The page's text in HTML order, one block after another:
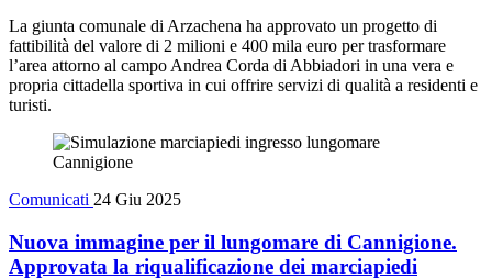
La giunta comunale di Arzachena ha approvato un progetto di
fattibilità del valore di 2 milioni e 400 mila euro per trasformare
l’area attorno al campo Andrea Corda di Abbiadori in una vera e
propria cittadella sportiva in cui offrire servizi di qualità a residenti e
turisti.
Comunicati 24 Giu 2025
Nuova immagine per il lungomare di Cannigione.
Approvata la riqualificazione dei marciapiedi